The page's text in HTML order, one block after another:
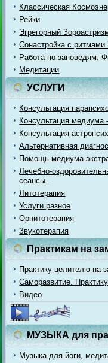
Классическая
Рейки
Эгрегорный
Сонастройка с ритмами
Работа по заповедям.
Медитации
УСЛУГИ
Консультация
Консультация медиума
Консультация
Альтернативная
Помощь медиума-
Лечебно-
сеансы.
Литотерапия
Услуги разное
Орнитотерапия
Звукотерапия
Практикам на
Практику целителю на
Саморазвитие.
Видео
МУЗЫКА для
Музыка для йоги,